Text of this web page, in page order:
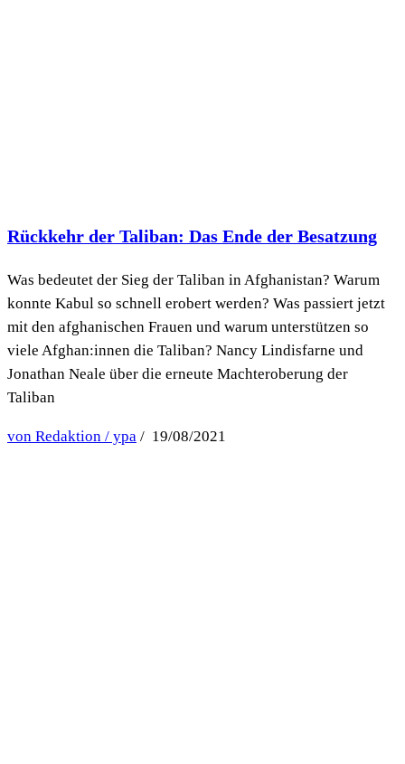
Rückkehr der Taliban: Das Ende der Besatzung
Was bedeutet der Sieg der Taliban in Afghanistan? Warum
konnte Kabul so schnell erobert werden? Was passiert jetzt
mit den afghanischen Frauen und warum unterstützen so
viele Afghan:innen die Taliban? Nancy Lindisfarne und
Jonathan Neale über die erneute Machteroberung der
Taliban
von Redaktion / ypa / 19/08/2021